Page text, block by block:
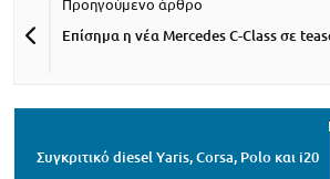
Επίσημα η νέα Mercedes C-Class σε
Συγκριτικό diesel Yaris, Corsa, Polo και i20